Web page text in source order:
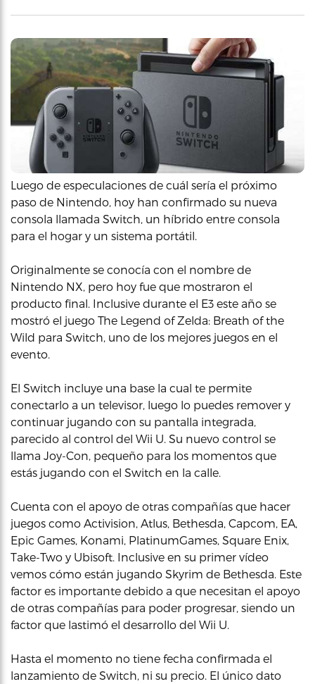
Luego de especulaciones de cuál sería el próximo
paso de Nintendo, hoy han confirmado su nueva
consola llamada Switch, un híbrido entre consola
para el hogar y un sistema portátil.
Originalmente se conocía con el nombre de
Nintendo NX, pero hoy fue que mostraron el
producto final. Inclusive durante el E3 este año se
mostró el juego The Legend of Zelda: Breath of the
Wild para Switch, uno de los mejores juegos en el
evento.
El Switch incluye una base la cual te permite
conectarlo a un televisor, luego lo puedes remover y
continuar jugando con su pantalla integrada,
parecido al control del Wii U. Su nuevo control se
llama Joy-Con, pequeño para los momentos que
estás jugando con el Switch en la calle.
Cuenta con el apoyo de otras compañías que hacer
juegos como Activision, Atlus, Bethesda, Capcom, EA,
Epic Games, Konami, PlatinumGames, Square Enix,
Take-Two y Ubisoft. Inclusive en su primer vídeo
vemos cómo están jugando Skyrim de Bethesda. Este
factor es importante debido a que necesitan el apoyo
de otras compañías para poder progresar, siendo un
factor que lastimó el desarrollo del Wii U.
Hasta el momento no tiene fecha confirmada el
lanzamiento de Switch, ni su precio. El único dato